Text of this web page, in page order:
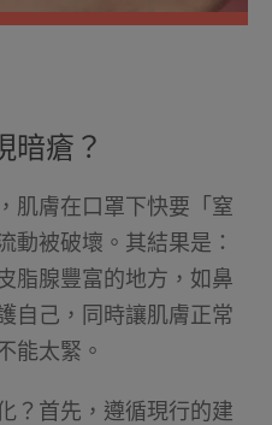
暗瘡？
肌膚在口罩下快要「窒
動被破壞。其結果是：
脂腺豐富的地方，如鼻
自己，同時讓肌膚正常
能太緊。
？首先，遵循現行的建